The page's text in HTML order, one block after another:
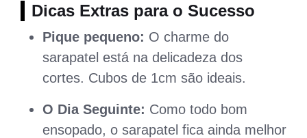
Dicas Extras para o Sucesso
Pique pequeno: O charme do
sarapatel está na delicadeza dos
cortes. Cubos de 1cm são ideais.
O Dia Seguinte: Como todo bom
ensopado, o sarapatel fica ainda melhor